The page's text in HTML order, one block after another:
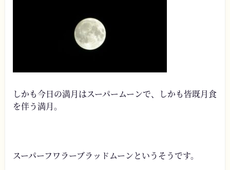
しかも今日の満月はスーパームーンで、しかも皆既月食
を伴う満月。
スーパーフワラーブラッドムーンというそうです。